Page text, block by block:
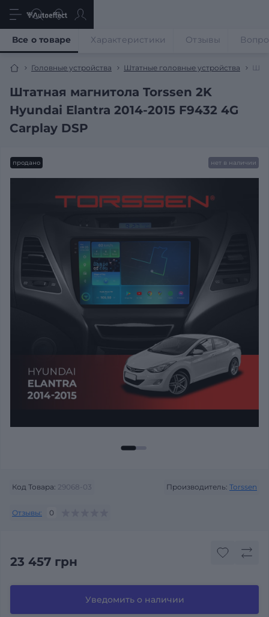
Головные устройства Штатные головные устройства
Штатная магнитола Torssen 2K
Hyundai Elantra 2014-2015 F9432 4G
Carplay DSP
Все о товаре Характеристики Отзывы
продано нет в наличии
Код Товара: 29068-03 Производитель: Torssen
Отзывы: 0
23 457 грн
Уведомить о наличии